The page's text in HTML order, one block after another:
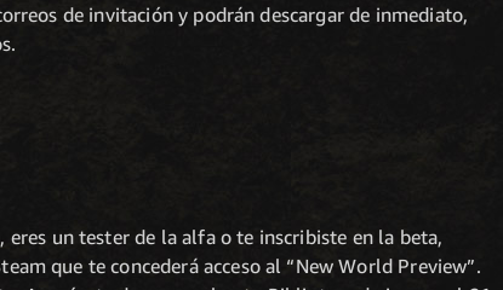
de invitación y podrán descargar de inmediato,
un tester de la alfa o te inscribiste en la beta,
que te concederá acceso al “New World Preview”.